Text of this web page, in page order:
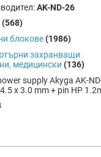
AK-ND-26
(568)
блокове (1986)
захранващи
медицински (136)
supply Akyga AK-
x 3.0 mm + pin HP